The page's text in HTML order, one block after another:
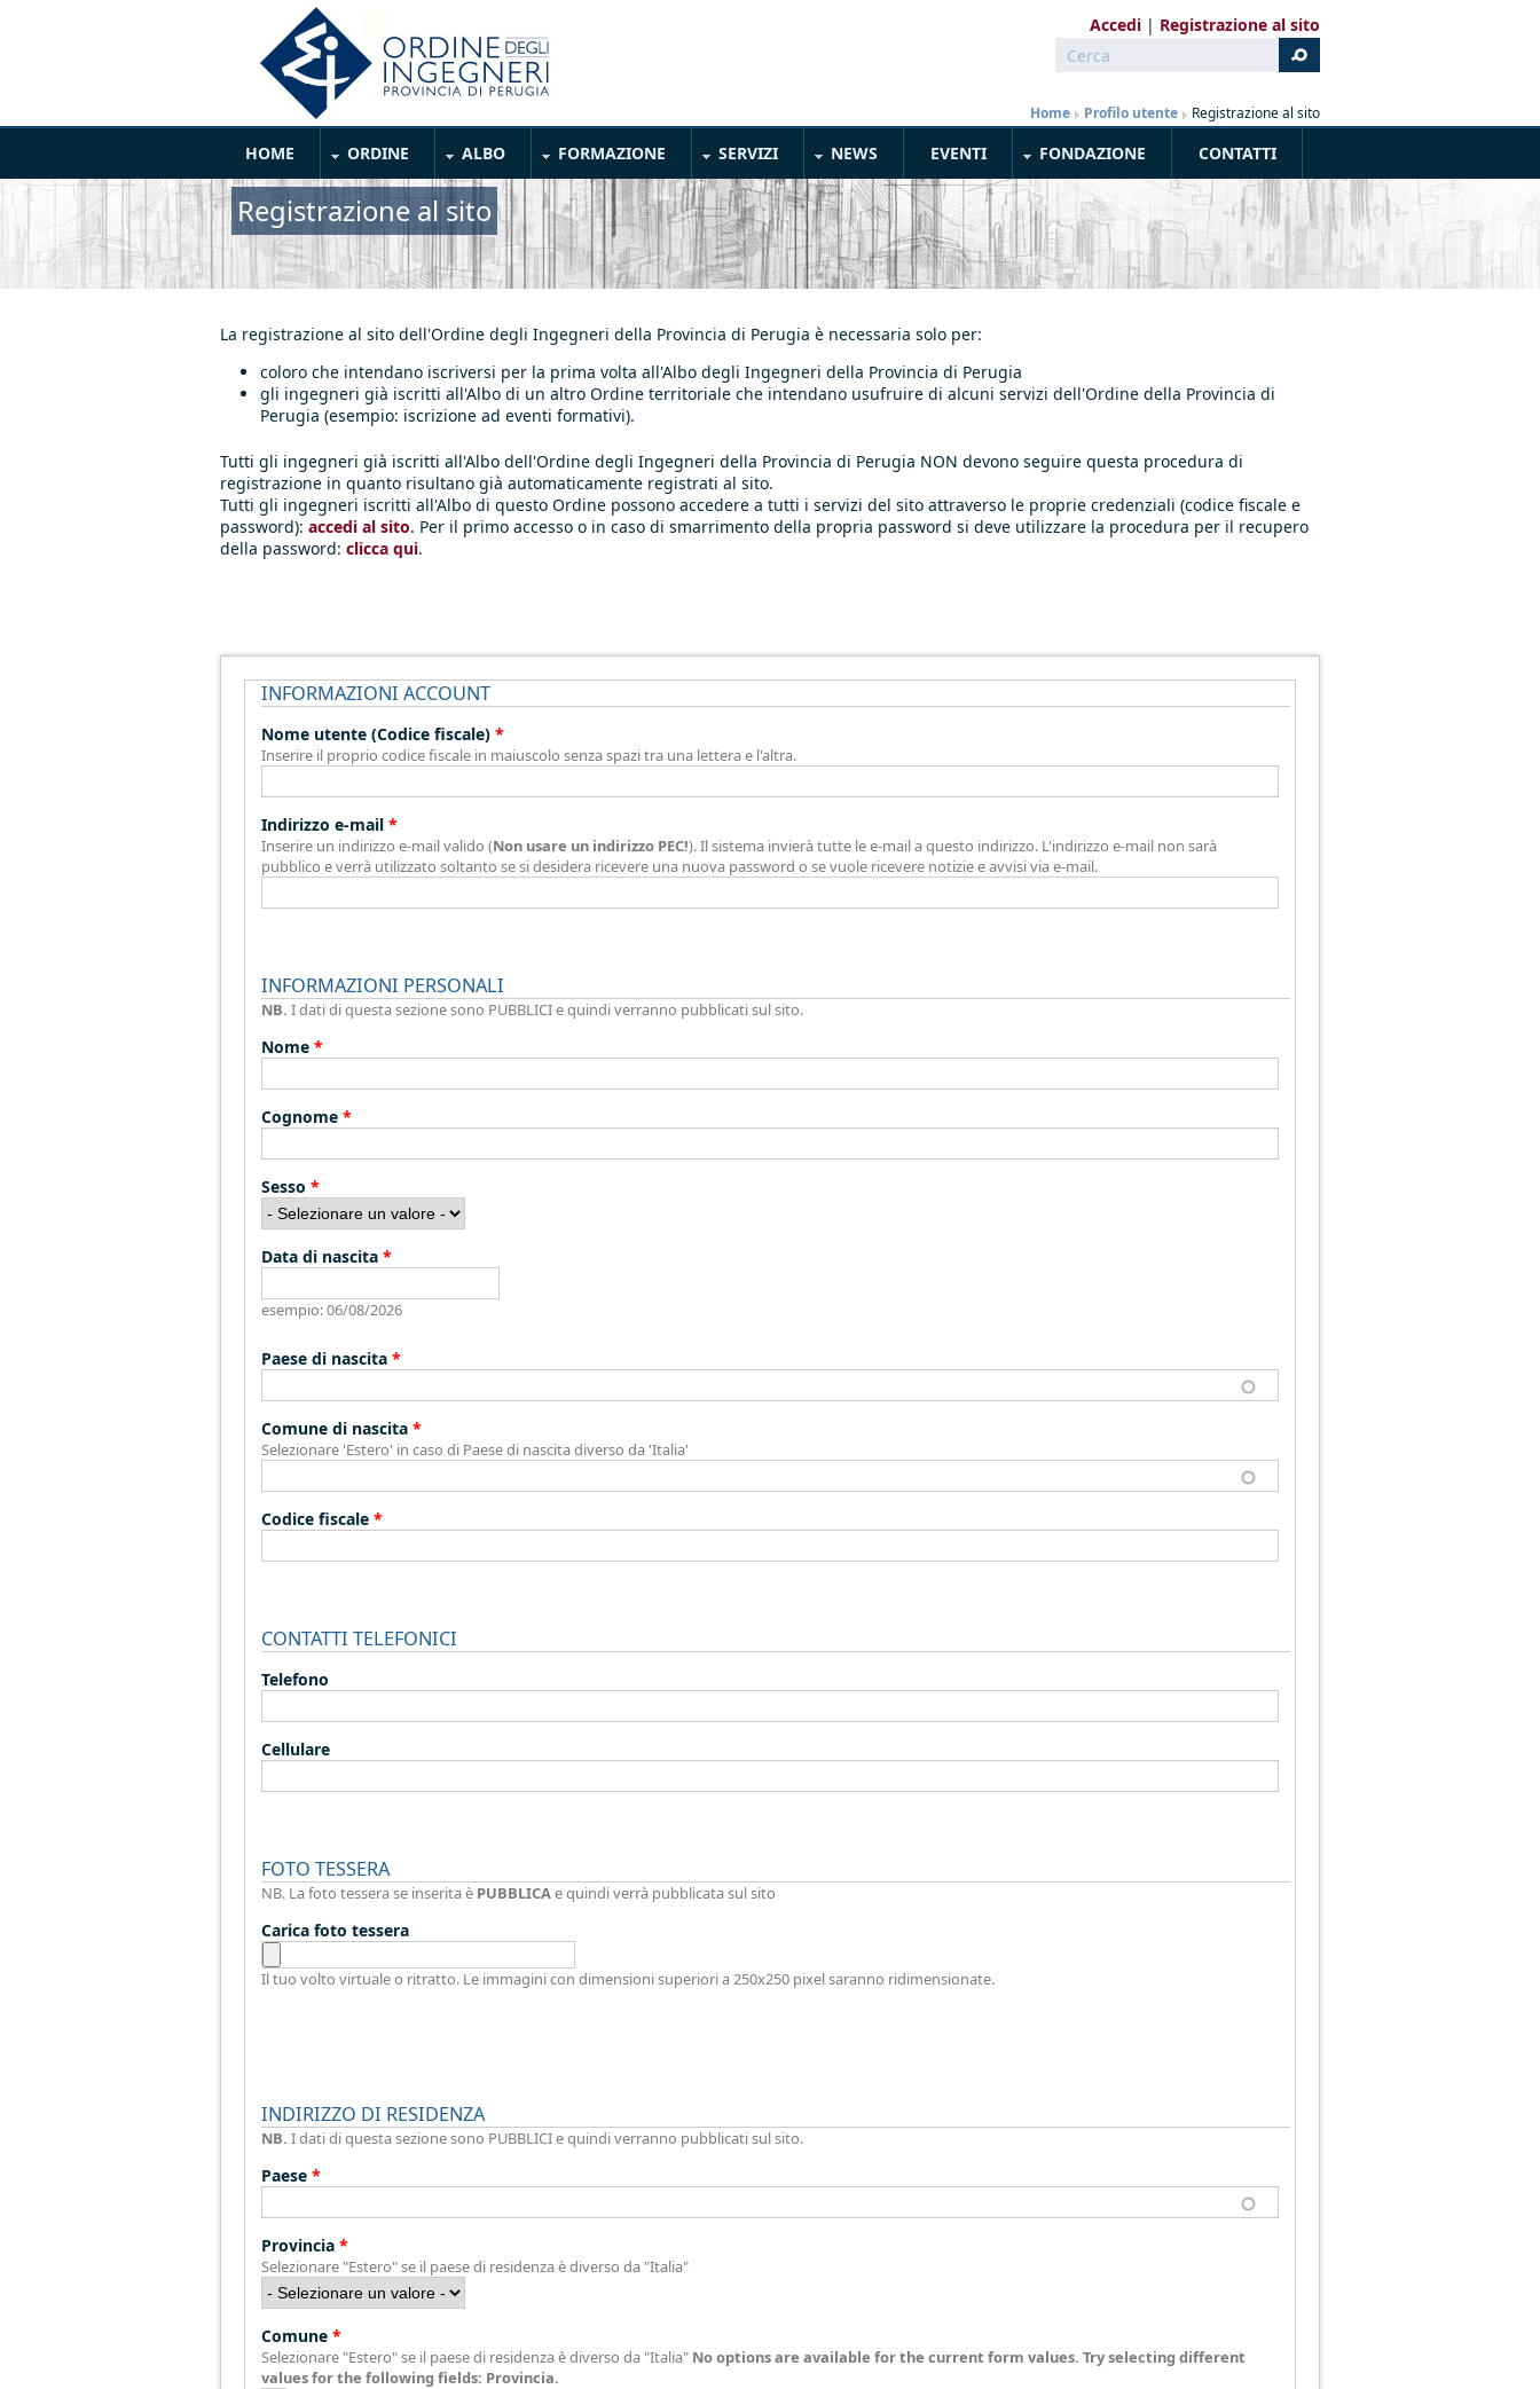
Accedi Registrazione al sito
Form di ricerca
Cerca
Home » Profilo utente » Registrazione al sito
Main Menu
HOME ORDINE ALBO FORMAZIONE SERVIZI NEWS EVENTI FONDAZIONE CONTATTI
Registrazione al sito
La registrazione al sito dell'Ordine degli Ingegneri della Provincia di Perugia è necessaria solo per:
coloro che intendano iscriversi per la prima volta all'Albo degli Ingegneri della Provincia di Perugia
gli ingegneri già iscritti all'Albo di un altro Ordine territoriale che intendano usufruire di alcuni servizi dell'Ordine della Provincia di
Perugia (esempio: iscrizione ad eventi formativi).
Tutti gli ingegneri già iscritti all'Albo dell'Ordine degli Ingegneri della Provincia di Perugia NON devono seguire questa procedura di
registrazione in quanto risultano già automaticamente registrati al sito.
Tutti gli ingegneri iscritti all'Albo di questo Ordine possono accedere a tutti i servizi del sito attraverso le proprie credenziali (codice fiscale e
password): accedi al sito. Per il primo accesso o in caso di smarrimento della propria password si deve utilizzare la procedura per il recupero
della password: clicca qui.
Schede Verticali
INFORMAZIONI ACCOUNT
Nome utente (Codice fiscale) *
Inserire il proprio codice fiscale in maiuscolo senza spazi tra una lettera e l'altra.
Indirizzo e-mail *
Inserire un indirizzo e-mail valido (Non usare un indirizzo PEC!). Il sistema invierà tutte le e-mail a questo indirizzo. L'indirizzo e-mail non sarà
pubblico e verrà utilizzato soltanto se si desidera ricevere una nuova password o se vuole ricevere notizie e avvisi via e-mail.
INFORMAZIONI PERSONALI
NB. I dati di questa sezione sono PUBBLICI e quindi verranno pubblicati sul sito.
Nome *
Cognome *
Sesso *
Data di nascita *
esempio: 06/08/2026
Paese di nascita *
Comune di nascita *
Selezionare 'Estero' in caso di Paese di nascita diverso da 'Italia'
Codice fiscale *
CONTATTI TELEFONICI
Telefono
Cellulare
FOTO TESSERA
NB. La foto tessera se inserita è PUBBLICAe quindi verrà pubblicata sul sito
Carica foto tessera
Il tuo volto virtuale o ritratto. Le immagini con dimensioni superiori a 250x250 pixel saranno ridimensionate.
INDIRIZZO DI RESIDENZA
NB. I dati di questa sezione sono PUBBLICI e quindi verranno pubblicati sul sito.
Paese *
Provincia *
Selezionare "Estero" se il paese di residenza è diverso da "Italia"
Comune *
Selezionare "Estero" se il paese di residenza è diverso da "Italia" No options are available for the current form values. Try selecting different
values for the following fields: Provincia.